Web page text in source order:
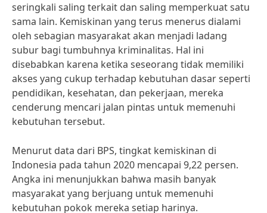
seringkali saling terkait dan saling memperkuat satu
sama lain. Kemiskinan yang terus menerus dialami
oleh sebagian masyarakat akan menjadi ladang
subur bagi tumbuhnya kriminalitas. Hal ini
disebabkan karena ketika seseorang tidak memiliki
akses yang cukup terhadap kebutuhan dasar seperti
pendidikan, kesehatan, dan pekerjaan, mereka
cenderung mencari jalan pintas untuk memenuhi
kebutuhan tersebut.
Menurut data dari BPS, tingkat kemiskinan di
Indonesia pada tahun 2020 mencapai 9,22 persen.
Angka ini menunjukkan bahwa masih banyak
masyarakat yang berjuang untuk memenuhi
kebutuhan pokok mereka setiap harinya.